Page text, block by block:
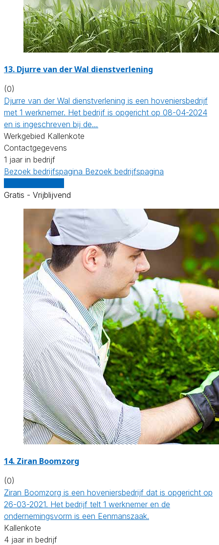
13. Djurre van der Wal dienstverlening
(0)
Djurre van der Wal dienstverlening is een hoveniersbedrijf
met 1 werknemer. Het bedrijf is opgericht op 08-04-2024
en is ingeschreven bij de…
Werkgebied Kallenkote
Contactgegevens
1 jaar in bedrijf
Bezoek bedrijfspagina Bezoek bedrijfspagina
Gratis - Vrijblijvend
14. Ziran Boomzorg
(0)
Ziran Boomzorg is een hoveniersbedrijf dat is opgericht op
26-03-2021. Het bedrijf telt 1 werknemer en de
ondernemingsvorm is een Eenmanszaak.
Kallenkote
4 jaar in bedrijf